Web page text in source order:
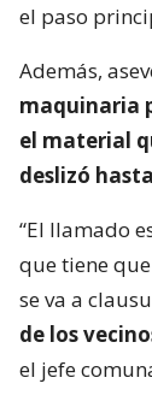
el paso
Además,
maquinaria
el material
deslizó
“El llamado
que tiene
se va a
de los
el jefe